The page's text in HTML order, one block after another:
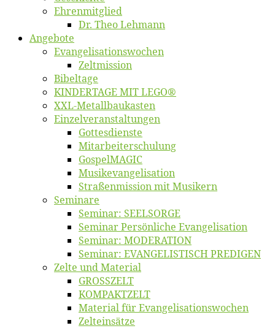
Eh­ren­mit­glied
Dr. Theo Lehmann
An­ge­bo­te
Evangelisa­tions­wo­chen
Zelt­mis­si­on
Bi­bel­ta­ge
KINDERTAGE MIT LEGO®
XXL-Me­­tal­l­­bau­­kas­­ten
Einzelver­an­stal­tungen
Got­tes­diens­te
Mitarbeiter­schulung
Gos­pel­MA­GIC
Musikevan­ge­li­sa­tion
Straßenmis­sion mit Musikern
Se­mi­na­re
Se­mi­nar: SEELSORGE
Se­mi­nar Per­sön­li­che Evangelisation
Se­mi­nar: MODERATION
Se­mi­nar: EVANGELISTISCH PREDIGEN
Zel­te und Material
GROSSZELT
KOMPAKTZELT
Ma­te­ri­al für Evangelisationswochen
Zelt­ein­sät­ze